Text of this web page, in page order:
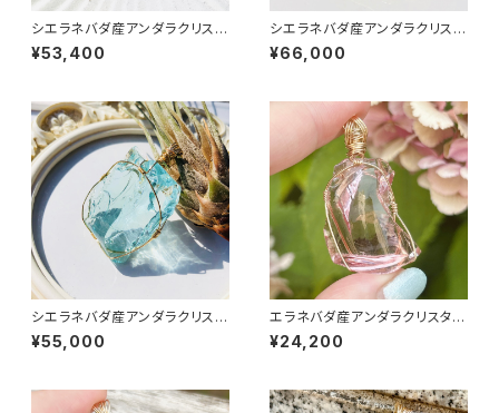
シエラネバダ産アンダラクリスタ
ル ★宝石質~Gem Lemurian
Sunrise ~ 【世界で1つだけのア
¥53,400
シエラネバダ産アンダラクリスタ
ル★宝石質～Gem Solaris～
【世界で1つだけのアンダラペン
¥66,000
シエラネバダ産アンダラクリスタ
ル★宝石質～Gem Cyan Ang
el～【世界で1つだけのアンダラ
¥55,000
エラネバダ産アンダラクリスタル
★宝石質～Gem Lions Hart～
【世界で1つだけのアンダラペン
¥24,200